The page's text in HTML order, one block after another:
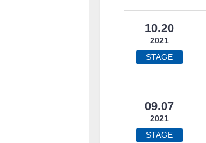
10.20
2021
STAGE
09.07
2021
STAGE